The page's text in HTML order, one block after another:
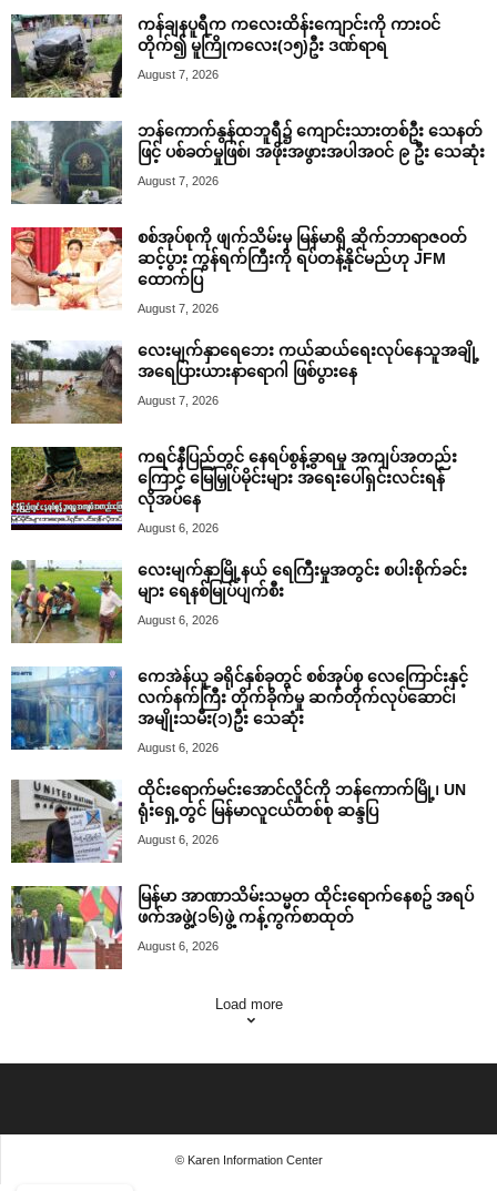
ကန်ချနပူရီက ကလေးထိန်းကျောင်းကို ကားဝင်
တိုက်၍ မူကြိုကလေး(၁၅)ဦး ဒဏ်ရာရ
August 7, 2026
ဘန်ကောက်နွန်ထဘူရီ၌ ကျောင်းသားတစ်ဦး သေနတ်
ဖြင့် ပစ်ခတ်မှုဖြစ်၊ အဖိုးအဖွားအပါအဝင် ၉ ဦး သေဆုံး
August 7, 2026
စစ်အုပ်စုကို ဖျက်သိမ်းမှ မြန်မာရှိ ဆိုက်ဘာရာဇဝတ်
ဆင့်ပွား ကွန်ရက်ကြီးကို ရပ်တန့်နိုင်မည်ဟု JFM
ထောက်ပြ
August 7, 2026
လေးမျက်နှာရေဘေး ကယ်ဆယ်ရေးလုပ်နေသူအချို့
အရေပြားယားနာရောဂါ ဖြစ်ပွားနေ
August 7, 2026
ကရင်နီပြည်တွင် နေရပ်စွန့်ခွာရမှု အကျပ်အတည်း
ကြောင့် မြေမြှုပ်မိုင်းများ အရေးပေါ်ရှင်းလင်းရန်
လိုအပ်နေ
August 6, 2026
လေးမျက်နှာမြို့နယ် ရေကြီးမှုအတွင်း စပါးစိုက်ခင်း
များ ရေနစ်မြုပ်ပျက်စီး
August 6, 2026
ကေအဲန်ယူ ခရိုင်နှစ်ခုတွင် စစ်အုပ်စု လေကြောင်းနှင့်
လက်နက်ကြီး တိုက်ခိုက်မှု ဆက်တိုက်လုပ်ဆောင်၊
အမျိုးသမီး(၁)ဦး သေဆုံး
August 6, 2026
ထိုင်းရောက်မင်းအောင်လှိုင်ကို ဘန်ကောက်မြို့၊ UN
ရုံးရှေ့တွင် မြန်မာလူငယ်တစ်စု ဆန္ဒပြ
August 6, 2026
မြန်မာ အာဏာသိမ်းသမ္မတ ထိုင်းရောက်နေစဥ် အရပ်
ဖက်အဖွဲ့(၁၆)ဖွဲ့ ကန့်ကွက်စာထုတ်
August 6, 2026
Load more
© Karen Information Center